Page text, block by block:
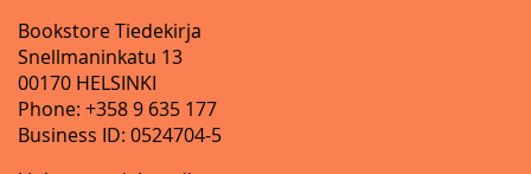
Bookstore Tiedekirja
Snellmaninkatu 13
00170 HELSINKI
Phone: +358 9 635 177
Business ID: 0524704-5